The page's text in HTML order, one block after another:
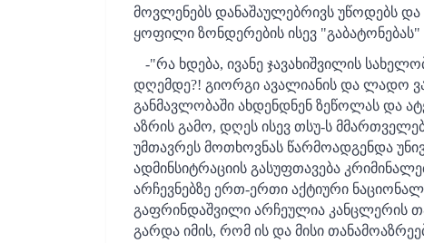
მოვლენებს დანაშაულებრივს უწოდებს
ყოფილი ზონდერების ისევ "გაბატონებას"
-"რა ხდება, ივანე ჯავახიშვილის
დღემდე?! გიორგი ავალიანის და ლადო
განმავლობაში ახდენდნენ ზეწოლას და
აზრის გამო, დღეს ისევ თსუ-ს
უმთავრეს მოთხოვნას წარმოადგენდა
ადმინსიტრაციის გასუფთავება
არჩევნებზე ერთ-ერთი აქტიური
გაფრინდაშვილი არჩეულია კანცლერის
გარდა იმის, რომ ის და მისი